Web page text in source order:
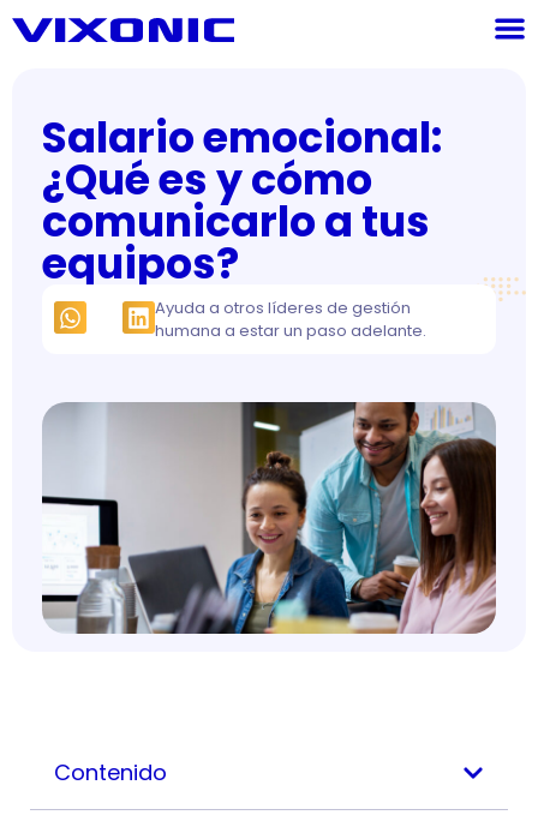
Salario emocional:
¿Qué es y cómo
comunicarlo a tus
equipos?
Ayuda a otros líderes de gestión
humana a estar un paso adelante.
Contenido